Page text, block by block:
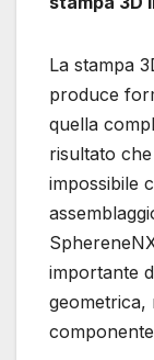
La stampa
produce
quella
risultato
impossibile
importante
geometrica,